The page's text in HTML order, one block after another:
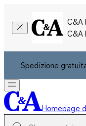
C&A
C&A
Spedizione
Homepage